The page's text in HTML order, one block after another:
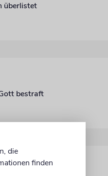
überlistet
bestraft
die
finden